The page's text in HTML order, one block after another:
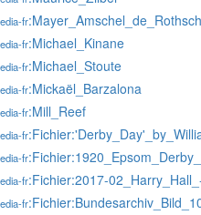
fr
fr:Michael_Kinane
fr:Michael_Stoute
fr:Mickaël_Barzalona
fr:Mill_Reef
fr
fr
fr:Fichier:2017-
fr